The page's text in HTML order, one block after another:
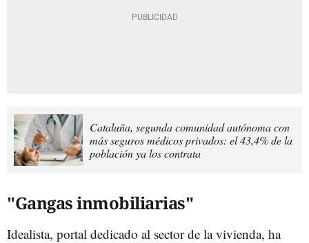
Cataluña, segunda comunidad autónoma con
más seguros médicos privados: el 43,4% de la
población ya los contrata
"Gangas inmobiliarias"
Idealista, portal dedicado al sector de la vivienda, ha